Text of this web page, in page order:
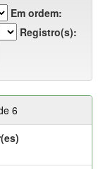
Em ordem:
Registro(s):
6